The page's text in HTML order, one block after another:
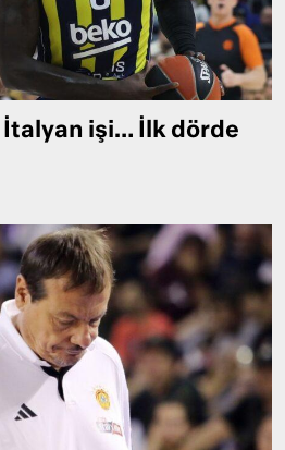
İtalyan işi… İlk dörde